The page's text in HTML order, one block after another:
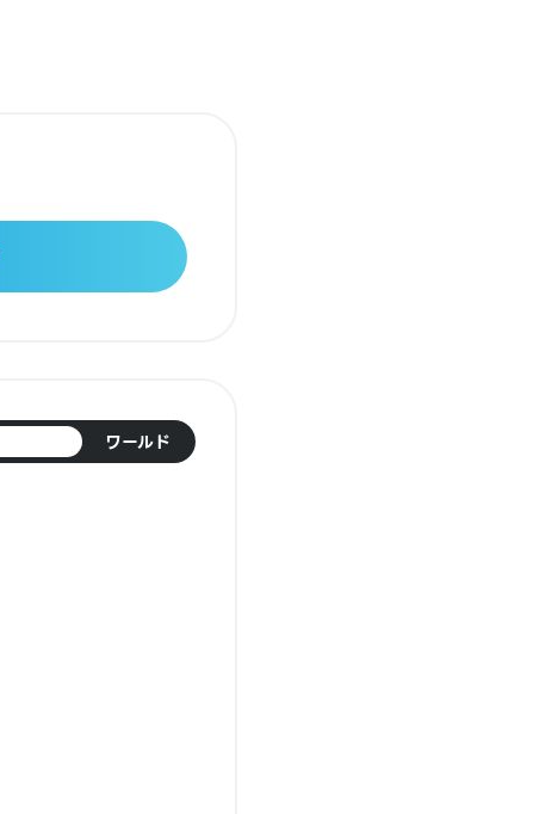
ワールド